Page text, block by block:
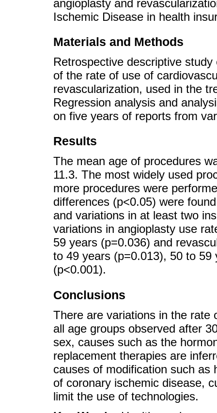
angioplasty and
Ischemic Disease in health
Materials and Methods
Retrospective descriptive
of the rate of use of
revascularization, used in the
Regression analysis and
on five years of reports from
Results
The mean age of procedures
11.3. The most widely used
more procedures were
differences (p<0.05) were
and variations in at least two
variations in angioplasty use
59 years (p=0.036) and
to 49 years (p=0.013), 50 to
(p<0.001).
Conclusions
There are variations in the rate
all age groups observed after
sex, causes such as the
replacement therapies are
causes of modification such as
of coronary ischemic disease,
limit the use of technologies.